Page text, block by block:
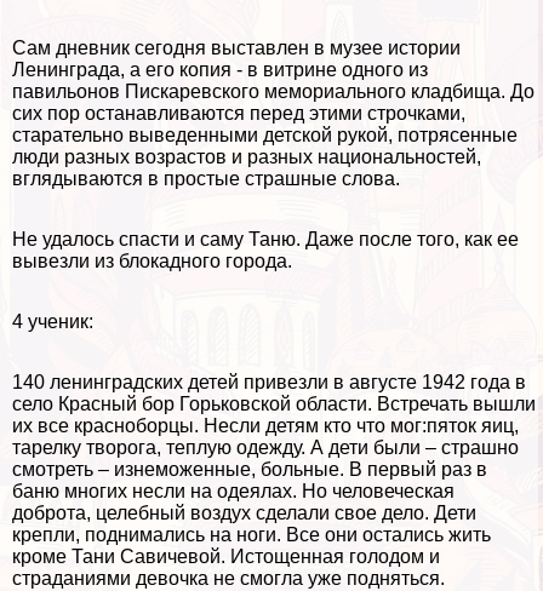
Сам дневник сегодня выставлен в музее истории
Ленинграда, а его копия - в витрине одного из
павильонов Пискаревского мемориального кладбища. До
сих пор останавливаются перед этими строчками,
старательно выведенными детской рукой, потрясенные
люди разных возрастов и разных национальностей,
вглядываются в простые страшные слова.
Не удалось спасти и саму Таню. Даже после того, как ее
вывезли из блокадного города.
4 ученик:
140 ленинградских детей привезли в августе 1942 года в
село Красный бор Горьковской области. Встречать вышли
их все красноборцы. Несли детям кто что мог:пяток яиц,
тарелку творога, теплую одежду. А дети были – страшно
смотреть – изнеможенные, больные. В первый раз в
баню многих несли на одеялах. Но человеческая
доброта, целебный воздух сделали свое дело. Дети
крепли, поднимались на ноги. Все они остались жить
кроме Тани Савичевой. Истощенная голодом и
страданиями дeвoчка не смогла уже подняться.